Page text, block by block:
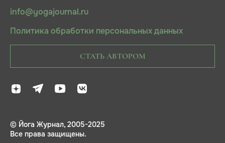
info@yogajournal.ru
Политика обработки персональных данных
СТАТЬ АВТОРОМ
© Йога Журнал, 2005-2025
Все права защищены.